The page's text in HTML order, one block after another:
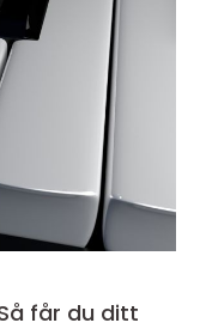
får du ditt